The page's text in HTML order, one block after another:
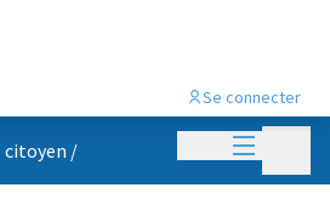
Menu
Se connecter
citoyen /